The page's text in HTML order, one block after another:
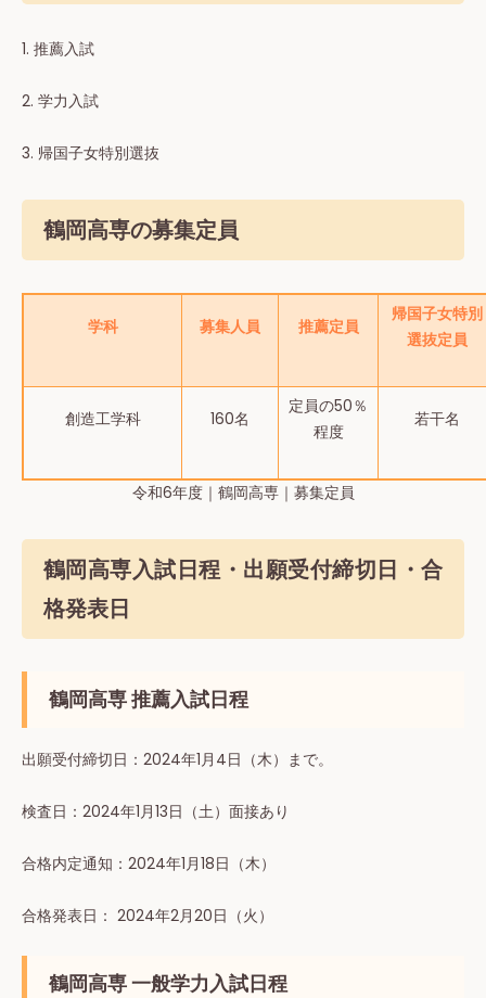
1. 推薦⼊試
2. 学⼒⼊試
3. 帰国子女特別選抜
鶴岡高専の募集定員
学科 募集人員 推薦定員
帰国子女特別
選抜定員
創造工学科 160名
定員の50％
程度
若⼲名
令和6年度｜鶴岡高専｜募集定員
鶴岡高専入試日程・出願受付締切日・合
格発表日
鶴岡高専 推薦入試日程
出願受付締切⽇：2024年1⽉4日（木）まで。
検査⽇：2024年1⽉13⽇（土）面接あり
合格内定通知：2024年1⽉18⽇（木）
合格発表⽇： 2024年2月20日（火）
鶴岡高専 一般学力入試日程